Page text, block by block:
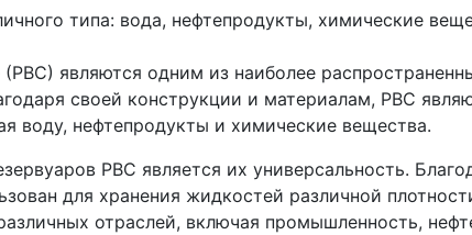
являются одним из наиболее
своей конструкции и материалам, РВС
воду, нефтепродукты и химические вещества.
РВС является их универсальность.
для хранения жидкостей различной
отраслей, включая промышленность,